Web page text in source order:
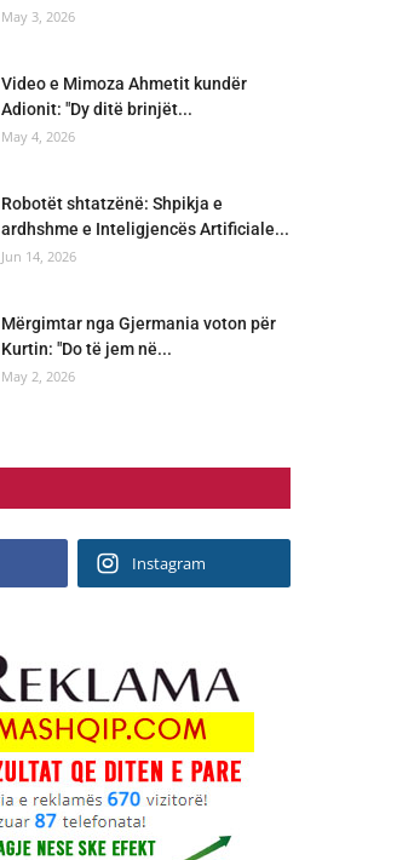
May 3, 2026
Video e Mimoza Ahmetit kundër
Adionit: "Dy ditë brinjët...
May 4, 2026
Robotët shtatzënë: Shpikja e
ardhshme e Inteligjencës Artificiale...
Jun 14, 2026
Mërgimtar nga Gjermania voton për
Kurtin: "Do të jem në...
May 2, 2026
Instagram